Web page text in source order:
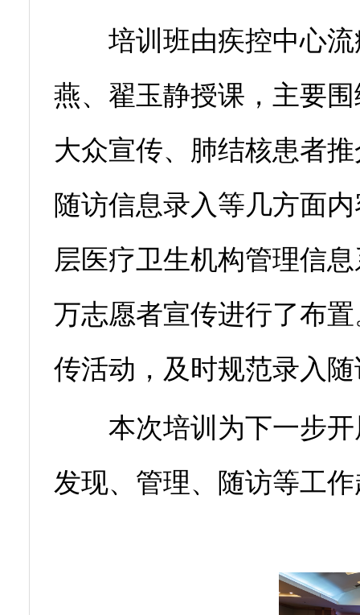
培训班由疾控中心流
燕、翟玉静授课，主要
大众宣传、肺结核患者
随访信息录入等几方面
层医疗卫生机构管理信
万志愿者宣传进行了布
传活动，及时规范录入
本次培训为下一步开
发现、管理、随访等工